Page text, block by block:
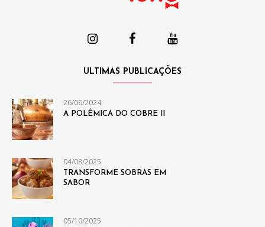
ULTIMAS PUBLICAÇÕES
26/06/2024
A POLÊMICA DO COBRE II
04/08/2025
TRANSFORME SOBRAS EM
SABOR
05/10/2025